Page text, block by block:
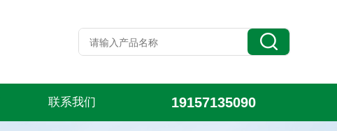
联系我们 19157135090